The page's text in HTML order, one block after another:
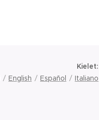
Kielet
English Español Italiano